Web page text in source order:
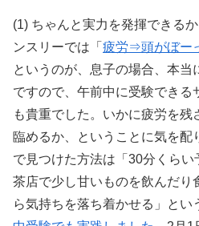
(1) ちゃんと実力を発揮できる
ンスリーでは「 疲労⇒頭がぼー
というのが、息子の場合、本当
ですので、午前中に受験できる
も貴重でした。いかに疲労を残
臨めるか、ということに気を配
で見つけた方法は「30分くら
茶店で少し甘いものを飲んだり
ら気持ちを落ち着かせる」とい